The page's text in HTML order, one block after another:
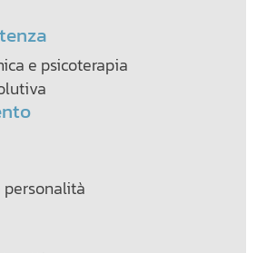
e psicoterapia